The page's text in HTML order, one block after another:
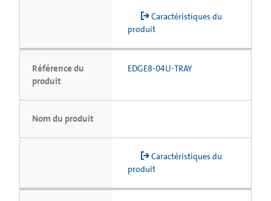
Caractéristiques du
produit
Référence du
produit
EDGE8-04U-TRAY
Nom du produit
Caractéristiques du
produit